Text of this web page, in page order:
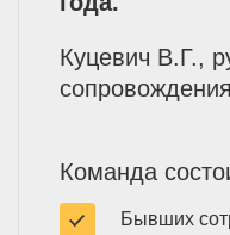
Куцевич В.Г.,
Команда
Бывших